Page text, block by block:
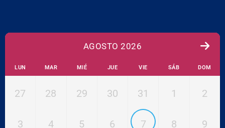
AGOSTO 2026
LUN MAR MIÉ JUE VIE SÁB DOM
27 28 29 30 31 1 2
3 4 5 6 7 8 9